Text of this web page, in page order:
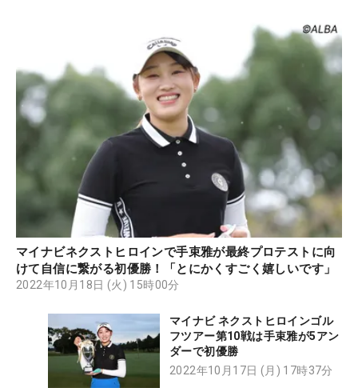
マイナビネクストヒロインで手束雅が最終プロテストに向
けて自信に繋がる初優勝！「とにかくすごく嬉しいです」
2022年10月18日 (火) 15時00分
マイナビ ネクストヒロインゴル
フツアー第10戦は手束雅が5アン
ダーで初優勝
2022年10月17日 (月) 17時37分